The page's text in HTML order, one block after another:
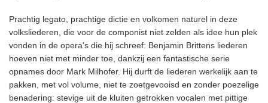
Prachtig legato, prachtige dictie en volkomen naturel in deze
volksliederen, die voor de componist niet zelden als idee hun plek
vonden in de opera's die hij schreef: Benjamin Brittens liederen
hoeven niet met minder toe, dankzij een fantastische serie
opnames door Mark Milhofer. Hij durft de liederen werkelijk aan te
pakken, met vol volume, niet te zoetgevooisd en zonder poezelige
benadering: stevige uit de kluiten getrokken vocalen met pittige